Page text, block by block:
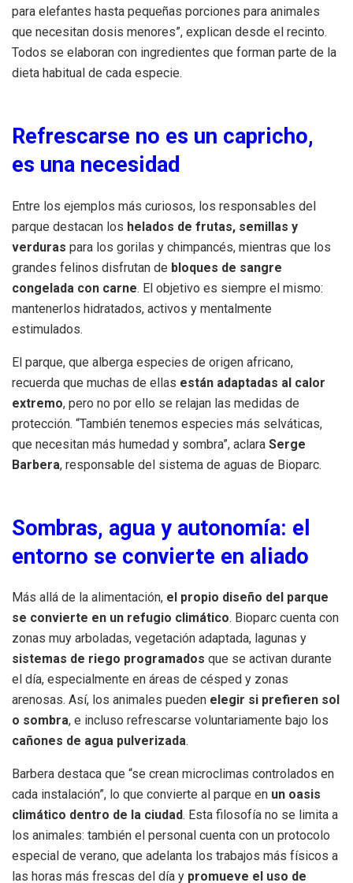
para elefantes hasta pequeñas porciones para animales
que necesitan dosis menores”, explican desde el recinto.
Todos se elaboran con ingredientes que forman parte de la
dieta habitual de cada especie.
Refrescarse no es un capricho,
es una necesidad
Entre los ejemplos más curiosos, los responsables del
parque destacan los helados de frutas, semillas y
verduras para los gorilas y chimpancés, mientras que los
grandes felinos disfrutan de bloques de sangre
congelada con carne. El objetivo es siempre el mismo:
mantenerlos hidratados, activos y mentalmente
estimulados.
El parque, que alberga especies de origen africano,
recuerda que muchas de ellas están adaptadas al calor
extremo, pero no por ello se relajan las medidas de
protección. “También tenemos especies más selváticas,
que necesitan más humedad y sombra”, aclara Serge
Barbera, responsable del sistema de aguas de Bioparc.
Sombras, agua y autonomía: el
entorno se convierte en aliado
Más allá de la alimentación, el propio diseño del parque
se convierte en un refugio climático. Bioparc cuenta con
zonas muy arboladas, vegetación adaptada, lagunas y
sistemas de riego programados que se activan durante
el día, especialmente en áreas de césped y zonas
arenosas. Así, los animales pueden elegir si prefieren sol
o sombra, e incluso refrescarse voluntariamente bajo los
cañones de agua pulverizada.
Barbera destaca que “se crean microclimas controlados en
cada instalación”, lo que convierte al parque en un oasis
climático dentro de la ciudad. Esta filosofía no se limita a
los animales: también el personal cuenta con un protocolo
especial de verano, que adelanta los trabajos más físicos a
las horas más frescas del día y promueve el uso de